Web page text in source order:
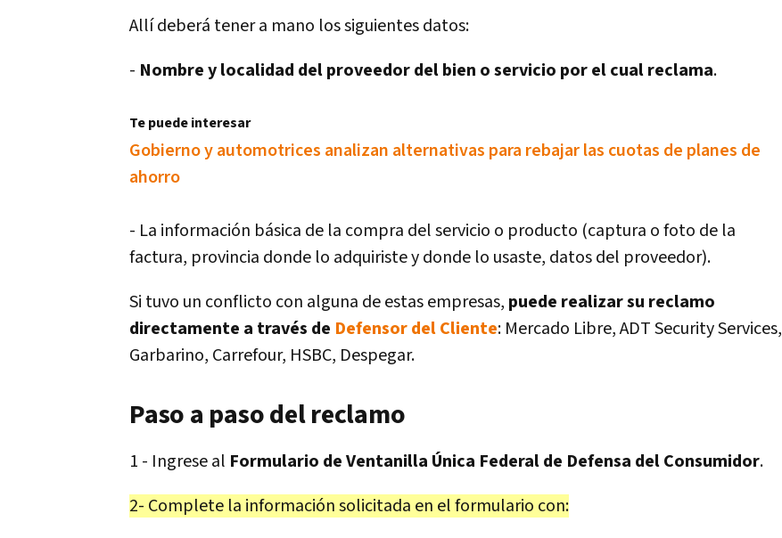
Allí deberá tener a mano los siguientes datos:
- Nombre y localidad del proveedor del bien o servicio por el cual reclama.
Te puede interesar
Gobierno y automotrices analizan alternativas para rebajar las cuotas de planes de
ahorro
- La información básica de la compra del servicio o producto (captura o foto de la
factura, provincia donde lo adquiriste y donde lo usaste, datos del proveedor).
Si tuvo un conflicto con alguna de estas empresas, puede realizar su reclamo
directamente a través de Defensor del Cliente: Mercado Libre, ADT Security Services,
Garbarino, Carrefour, HSBC, Despegar.
Paso a paso del reclamo
1 - Ingrese al Formulario de Ventanilla Única Federal de Defensa del Consumidor.
2- Complete la información solicitada en el formulario con: